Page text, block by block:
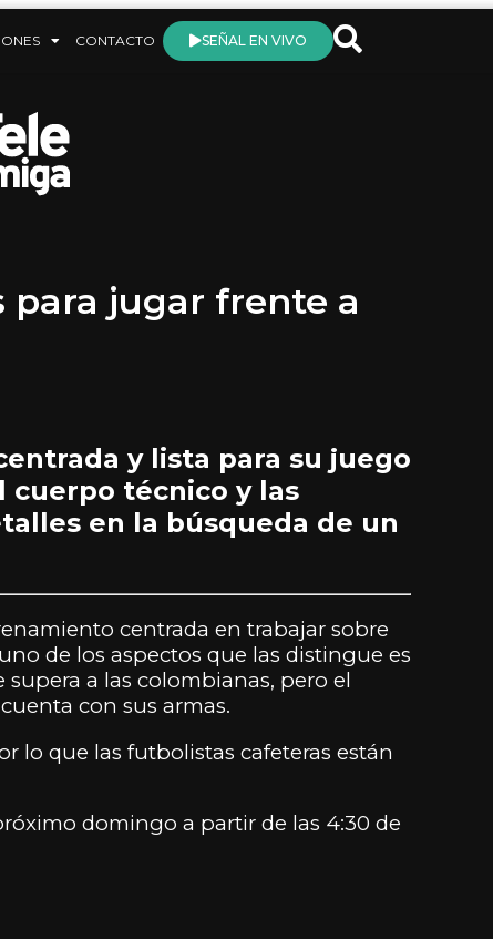
CONTACTO SEÑAL EN VIVO
jugar frente a
y lista para su juego
cuerpo técnico y las
en la búsqueda de un
centrada en trabajar sobre
de los aspectos que las distingue es
a las colombianas, pero el
con sus armas.
lo que las futbolistas cafeteras están
domingo a partir de las 4:30 de